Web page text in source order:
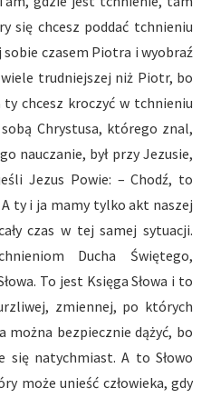
się chcesz poddać tchnieniu
czasem Piotra i wyobraź
trudniejszej niż Piotr, bo
chcesz kroczyć w tchnieniu
Chrystusa, którego znal,
nauczanie, był przy Jezusie,
Jezus Powie: – Chodź, to
ty i ja mamy tylko akt naszej
czas w tej samej sytuacji.
Ducha Świętego,
To jest Księga Słowa i to
zmiennej, po których
można bezpiecznie dążyć, bo
natychmiast. A to Słowo
może unieść człowieka, gdy